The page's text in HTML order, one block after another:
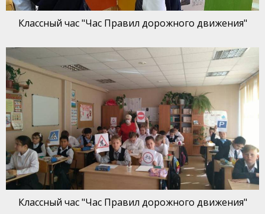
Классный час "Час Правил дорожного движения"
Классный час "Час Правил дорожного движения"